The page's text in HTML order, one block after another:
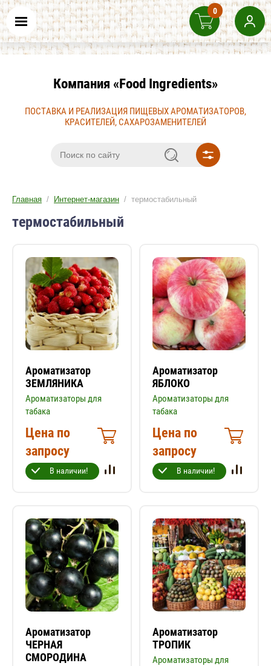
Компания «Food Ingredients»
ПОСТАВКА И РЕАЛИЗАЦИЯ ПИЩЕВЫХ АРОМАТИЗАТОРОВ,
КРАСИТЕЛЕЙ, САХАРОЗАМЕНИТЕЛЕЙ
Главная / Интернет-магазин / термостабильный
термостабильный
Ароматизатор
ЗЕМЛЯНИКА
Ароматизаторы для
табака
Цена по
запросу
В наличии!
Ароматизатор
ЯБЛОКО
Ароматизаторы для
табака
Цена по
запросу
В наличии!
Ароматизатор
ЧЕРНАЯ
СМОРОДИНА
Ароматизатор
ТРОПИК
Ароматизаторы для
0